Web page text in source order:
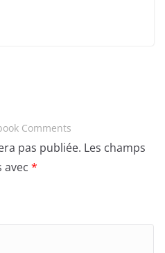
Comments
pas publiée. Les champs
*